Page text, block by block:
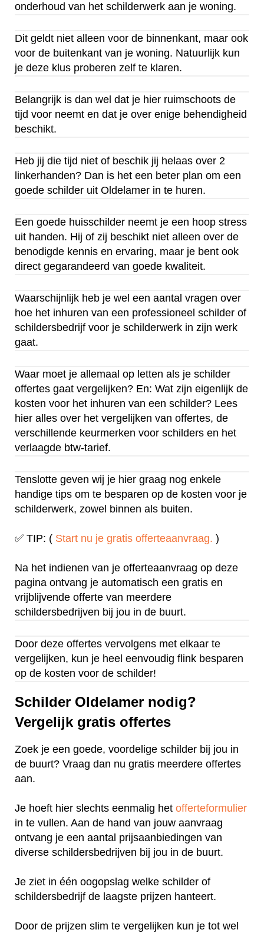
onderhoud van het schilderwerk aan je woning.
Dit geldt niet alleen voor de binnenkant, maar ook
voor de buitenkant van je woning. Natuurlijk kun
je deze klus proberen zelf te klaren.
Belangrijk is dan wel dat je hier ruimschoots de
tijd voor neemt en dat je over enige behendigheid
beschikt.
Heb jij die tijd niet of beschik jij helaas over 2
linkerhanden? Dan is het een beter plan om een
goede schilder uit Oldelamer in te huren.
Een goede huisschilder neemt je een hoop stress
uit handen. Hij of zij beschikt niet alleen over de
benodigde kennis en ervaring, maar je bent ook
direct gegarandeerd van goede kwaliteit.
Waarschijnlijk heb je wel een aantal vragen over
hoe het inhuren van een professioneel schilder of
schildersbedrijf voor je schilderwerk in zijn werk
gaat.
Waar moet je allemaal op letten als je schilder
offertes gaat vergelijken? En: Wat zijn eigenlijk de
kosten voor het inhuren van een schilder? Lees
hier alles over het vergelijken van offertes, de
verschillende keurmerken voor schilders en het
verlaagde btw-tarief.
Tenslotte geven wij je hier graag nog enkele
handige tips om te besparen op de kosten voor je
schilderwerk, zowel binnen als buiten.
✅ TIP: ( Start nu je gratis offerteaanvraag. )
Na het indienen van je offerteaanvraag op deze
pagina ontvang je automatisch een gratis en
vrijblijvende offerte van meerdere
schildersbedrijven bij jou in de buurt.
Door deze offertes vervolgens met elkaar te
vergelijken, kun je heel eenvoudig flink besparen
op de kosten voor de schilder!
Schilder Oldelamer nodig?
Vergelijk gratis offertes
Zoek je een goede, voordelige schilder bij jou in
de buurt? Vraag dan nu gratis meerdere offertes
aan.
Je hoeft hier slechts eenmalig het offerteformulier
in te vullen. Aan de hand van jouw aanvraag
ontvang je een aantal prijsaanbiedingen van
diverse schildersbedrijven bij jou in de buurt.
Je ziet in één oogopslag welke schilder of
schildersbedrijf de laagste prijzen hanteert.
Door de prijzen slim te vergelijken kun je tot wel